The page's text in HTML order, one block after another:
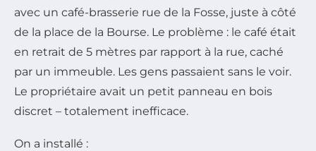
avec un café-brasserie rue de la Fosse, juste à côté
de la place de la Bourse. Le problème : le café était
en retrait de 5 mètres par rapport à la rue, caché
par un immeuble. Les gens passaient sans le voir.
Le propriétaire avait un petit panneau en bois
discret – totalement inefficace.
On a installé :